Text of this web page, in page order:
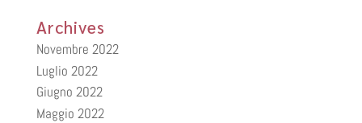
Archives
Novembre 2022
Luglio 2022
Giugno 2022
Maggio 2022